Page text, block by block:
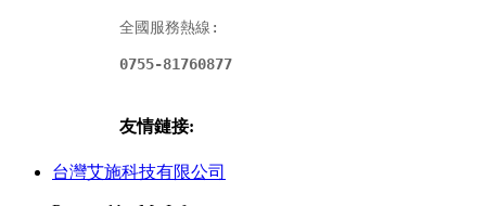
全國服務熱線:
0755-81760877
友情鏈接:
台灣艾施科技有限公司